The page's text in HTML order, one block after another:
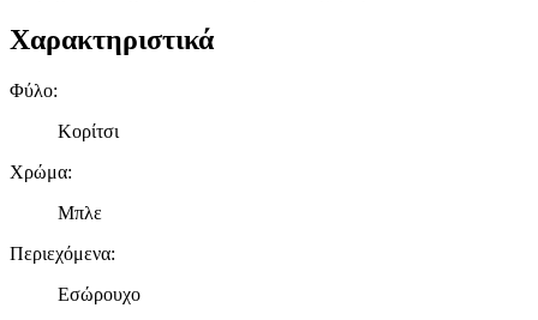
Χαρακτηριστικά
Φύλο:
Κορίτσι
Χρώμα:
Μπλε
Περιεχόμενα:
Εσώρουχο